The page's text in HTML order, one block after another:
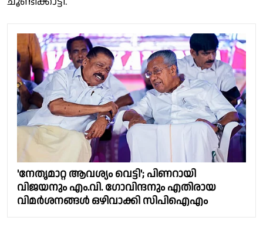
'നേതൃമാറ്റ ആവശ്യം വെട്ടി'; പിണറായി
വിജയനും എം.വി. ഗോവിന്ദനും എതിരായ
വിമർശനങ്ങൾ ഒഴിവാക്കി സിപിഐഎം